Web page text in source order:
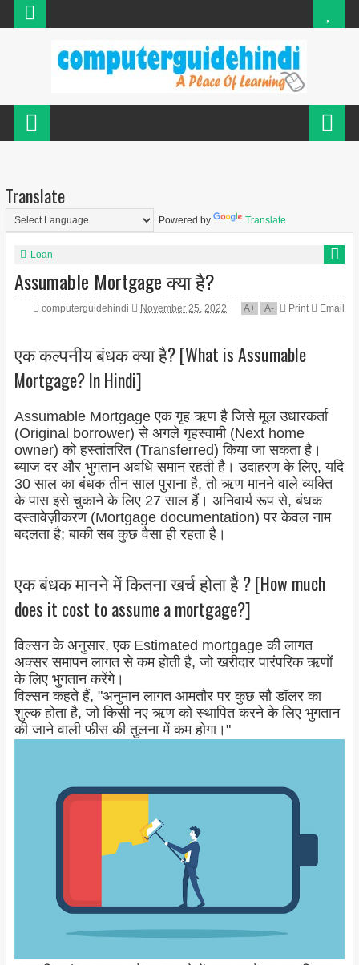
Translate
Powered by Translate
Loan
Assumable Mortgage क्या है?
computerguidehindi November 25, 2022 A+ A- Print Email
एक कल्पनीय बंधक क्या है? [What is Assumable
Mortgage? In Hindi]
Assumable Mortgage एक गृह ऋण है जिसे मूल उधारकर्ता
(Original borrower) से अगले गृहस्वामी (Next home
owner) को हस्तांतरित (Transferred) किया जा सकता है।
ब्याज दर और भुगतान अवधि समान रहती है। उदाहरण के लिए, यदि
30 साल का बंधक तीन साल पुराना है, तो ऋण मानने वाले व्यक्ति
के पास इसे चुकाने के लिए 27 साल हैं। अनिवार्य रूप से, बंधक
दस्तावेज़ीकरण (Mortgage documentation) पर केवल नाम
बदलता है; बाकी सब कुछ वैसा ही रहता है।
एक बंधक मानने में कितना खर्च होता है ? [How much
does it cost to assume a mortgage?]
विल्सन के अनुसार, एक Estimated mortgage की लागत
अक्सर समापन लागत से कम होती है, जो खरीदार पारंपरिक ऋणों
के लिए भुगतान करेंगे।
विल्सन कहते हैं, "अनुमान लागत आमतौर पर कुछ सौ डॉलर का
शुल्क होता है, जो किसी नए ऋण को स्थापित करने के लिए भुगतान
की जाने वाली फीस की तुलना में कम होगा।"